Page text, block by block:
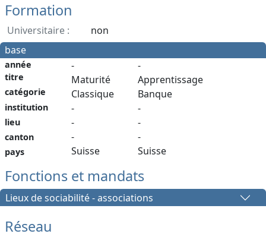
Formation
Universitaire :
non
base
année
titre
catégorie
institution
lieu
canton
pays
-
Maturité
Classique
-
-
-
Suisse
-
Apprentissage
Banque
-
-
-
Suisse
Fonctions et mandats
Lieux de sociabilité - associations
Réseau